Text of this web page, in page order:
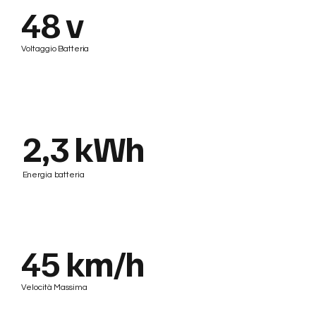
48 v
Voltaggio Batteria
2,3 kWh
Energia batteria
45 km/h
Velocità Massima